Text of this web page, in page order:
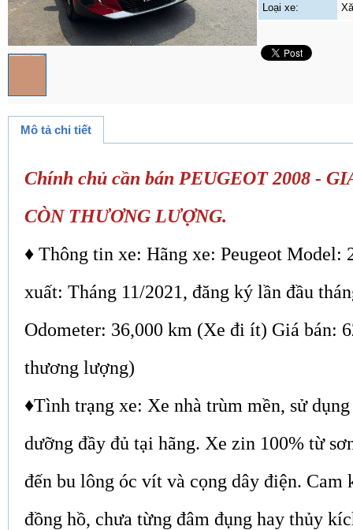
Loại xe:
Mô tả chi tiết
Chính chủ cần bán PEUGEOT 2008 -
CÒN THƯƠNG LƯỢNG.
♦ Thông tin xe: Hãng xe: Peugeot Model:
xuất: Tháng 11/2021, đăng ký lần đầu
Odometer: 36,000 km (Xe đi ít) Giá bán:
thương lượng)
♦Tình trạng xe: Xe nhà trùm mền, sử
dưỡng đầy đủ tại hãng. Xe zin 100% từ
đến bu lông óc vít và cọng dây điện. Cam
đồng hồ, chưa từng đâm đụng hay thủy